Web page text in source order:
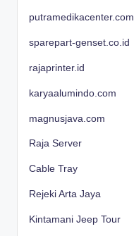
putramedikacenter.com
sparepart-genset.co.id
rajaprinter.id
karyaalumindo.com
magnusjava.com
Raja Server
Cable Tray
Rejeki Arta Jaya
Kintamani Jeep Tour